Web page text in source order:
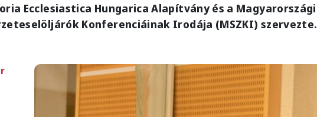
Ecclesiastica Hungarica Alapítvány és a Magyarországi
Konferenciáinak Irodája (MSZKI) szervezte.
Image